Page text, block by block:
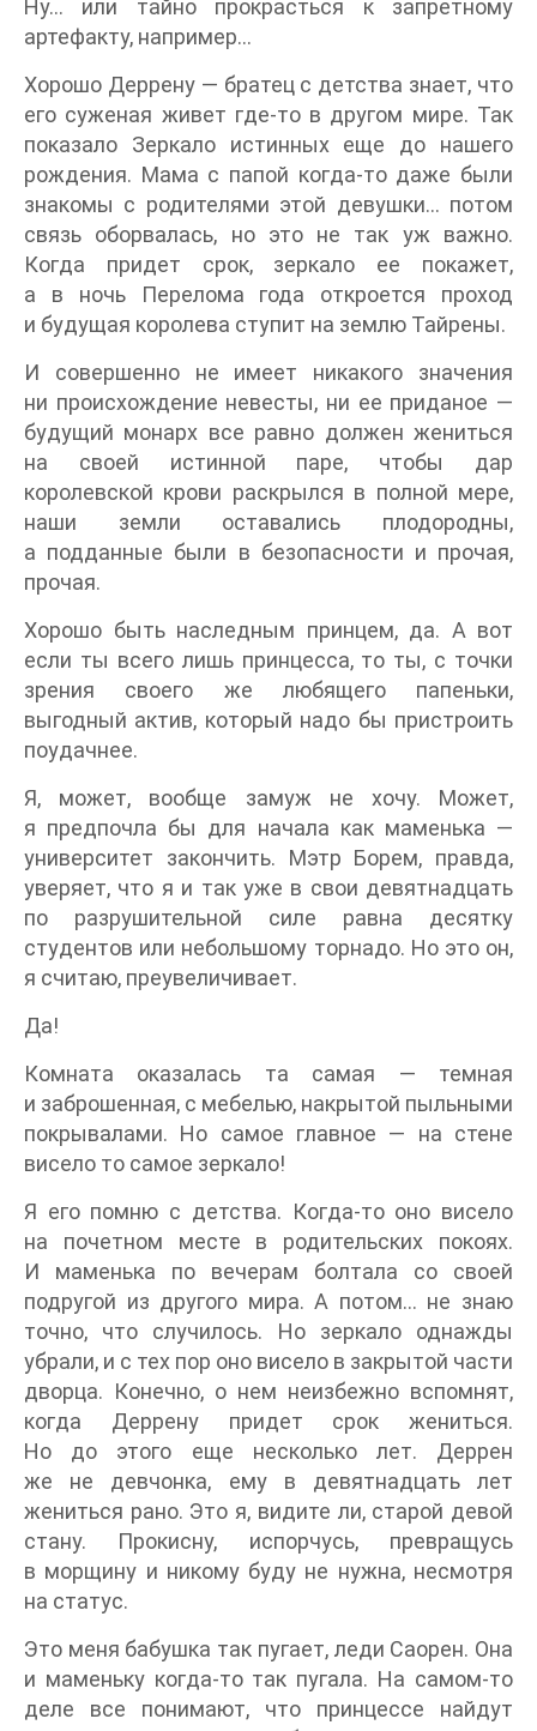
Ну… или тайно прокрасться к запретному
артефакту, например…
Хорошо Деррену — братец с детства знает, что
его суженая живет где-то в другом мире. Так
показало Зеркало истинных еще до нашего
рождения. Мама с папой когда-то даже были
знакомы с родителями этой девушки… потом
связь оборвалась, но это не так уж важно.
Когда придет срок, зеркало ее покажет,
а в ночь Перелома года откроется проход
и будущая королева ступит на землю Тайрены.
И совершенно не имеет никакого значения
ни происхождение невесты, ни ее приданое —
будущий монарх все равно должен жениться
на своей истинной паре, чтобы дар
королевской крови раскрылся в полной мере,
наши земли оставались плодородны,
а подданные были в безопасности и прочая,
прочая.
Хорошо быть наследным принцем, да. А вот
если ты всего лишь принцесса, то ты, с точки
зрения своего же любящего папеньки,
выгодный актив, который надо бы пристроить
поудачнее.
Я, может, вообще замуж не хочу. Может,
я предпочла бы для начала как маменька —
университет закончить. Мэтр Борем, правда,
уверяет, что я и так уже в свои девятнадцать
по разрушительной силе равна десятку
студентов или небольшому торнадо. Но это он,
я считаю, преувеличивает.
Да!
Комната оказалась та самая — темная
и заброшенная, с мебелью, накрытой пыльными
покрывалами. Но самое главное — на стене
висело то самое зеркало!
Я его помню с детства. Когда-то оно висело
на почетном месте в родительских покоях.
И маменька по вечерам болтала со своей
подругой из другого мира. А потом… не знаю
точно, что случилось. Но зеркало однажды
убрали, и с тех пор оно висело в закрытой части
дворца. Конечно, о нем неизбежно вспомнят,
когда Деррену придет срок жениться.
Но до этого еще несколько лет. Деррен
же не девчонка, ему в девятнадцать лет
жениться рано. Это я, видите ли, старой девой
стану. Прокисну, испорчусь, превращусь
в морщину и никому буду не нужна, несмотря
на статус.
Это меня бабушка так пугает, леди Саорен. Она
и маменьку когда-то так пугала. На самом-то
деле все понимают, что принцессе найдут